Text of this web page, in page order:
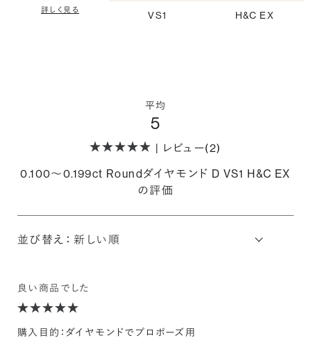
詳しく見る VS1 H&C EX
平均
5
| レビュー(2)
0.100〜0.199ct Roundダイヤモンド D VS1 H&C EX
の評価
並び替え：
良い商品でした
購入目的：ダイヤモンドでプロポーズ用